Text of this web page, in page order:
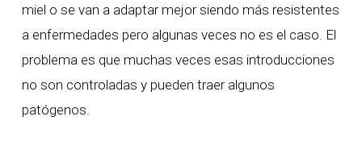
miel o se van a adaptar mejor siendo más resistentes
a enfermedades pero algunas veces no es el caso. El
problema es que muchas veces esas introducciones
no son controladas y pueden traer algunos
patógenos.